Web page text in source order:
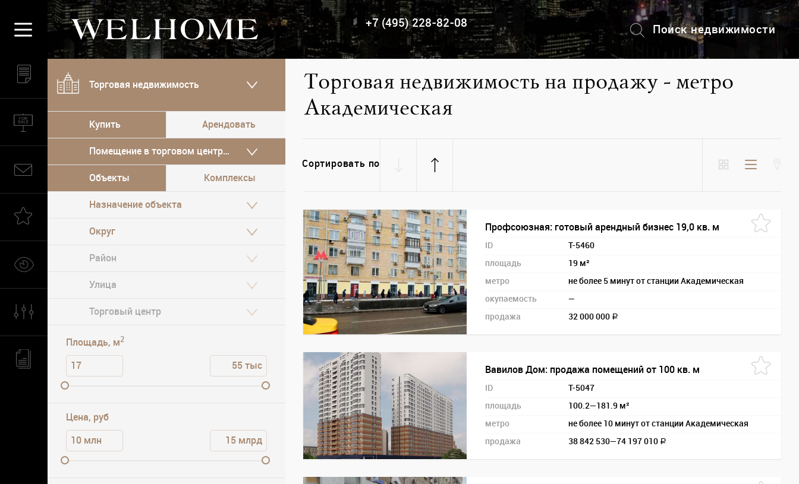
+7 (495) 228-82-08
Поиск недвижимости
+7 (495) 228-82-08
Торговая недвижимость
Купить Арендовать
Помещение в торговом центре, Уличное торговое помещение, Арендный бизнес
Объекты Комплексы
Назначение объекта
Округ
Академическая
Парковка
Площадь, м2
Цена, руб
Торговая недвижимость на продажу - метро
Академическая
Сортировать по
Профсоюзная: готовый арендный бизнес 19,0 кв. м
ID
T-5460
площадь
19 м²
метро
не более 5 минут от станции Академическая
окупаемость
—
продажа
32 000 000 a
Вавилов Дом: продажа помещений от 100 кв. м
ID
T-5047
площадь
100.2—181.9 м²
метро
не более 10 минут от станции Академическая
продажа
38 842 530—74 197 010 a